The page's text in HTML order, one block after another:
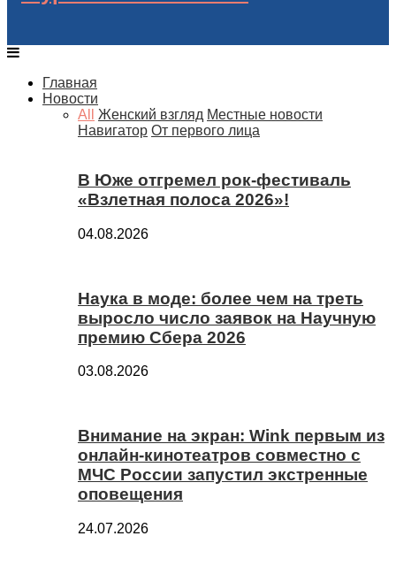
Главная
Новости
All
Женский взгляд Местные новости
Навигатор От первого лица
В Юже отгремел рок-фестиваль
«Взлетная полоса 2026»!
04.08.2026
Наука в моде: более чем на треть
выросло число заявок на Научную
премию Сбера 2026
03.08.2026
Внимание на экран: Wink первым из
онлайн-кинотеатров совместно с
МЧС России запустил экстренные
оповещения
24.07.2026